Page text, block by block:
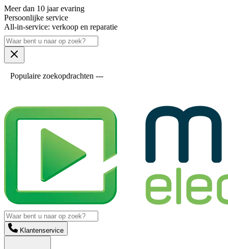
Meer dan 10 jaar evaring
Persoonlijke service
All-in-service: verkoop en reparatie
Populaire zoekopdrachten ---
Klantenservice